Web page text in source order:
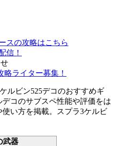
スの攻略はこちら
信！
ライター募集！
ルビン525デコのおすすめギ
コのサブスペ性能や評価をは
い方を掲載。スプラ3ケルビ
武器